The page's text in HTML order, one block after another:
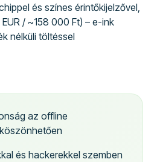
és színes érintőkijelzővel,
/ ~158 000 Ft) – e-ink
nélküli töltéssel
az offline
és hackerekkel szemben